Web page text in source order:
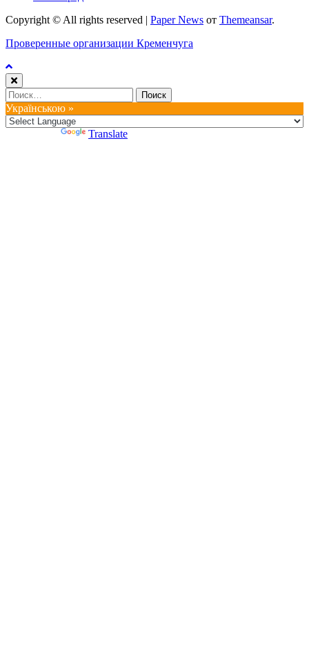
Copyright © All rights reserved | Paper News от Themeansar.
Проверенные организации Кременчуга
Найти:
Українською »
Translate